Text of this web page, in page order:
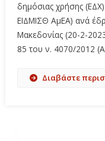
δημόσιας χρήσης
ΕΙΔΜΙΣΘ ΑμΕΑ) ανά
Μακεδονίας (20-2-
85 του ν. 4070/2012
Διαβάστε